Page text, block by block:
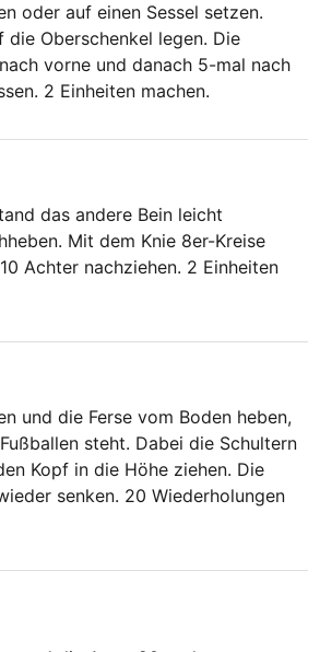
oder auf einen Sessel setzen.
die Oberschenkel legen. Die
vorne und danach 5-mal nach
2 Einheiten machen.
das andere Bein leicht
Mit dem Knie 8er-Kreise
Achter nachziehen. 2 Einheiten
und die Ferse vom Boden heben,
steht. Dabei die Schultern
Kopf in die Höhe ziehen. Die
senken. 20 Wiederholungen